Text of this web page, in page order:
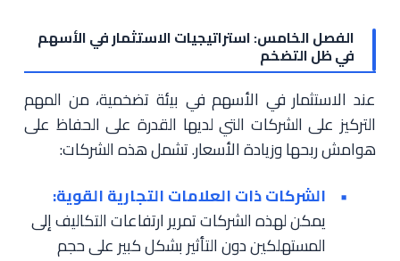
الفصل الخامس: استراتيجيات الاستثمار في الأسهم
في ظل التضخم
عند الاستثمار في الأسهم في بيئة تضخمية، من المهم
التركيز على الشركات التي لديها القدرة على الحفاظ على
هوامش ربحها وزيادة الأسعار. تشمل هذه الشركات:
الشركات ذات العلامات التجارية القوية:
يمكن لهذه الشركات تمرير ارتفاعات التكاليف إلى
المستهلكين دون التأثير بشكل كبير على حجم